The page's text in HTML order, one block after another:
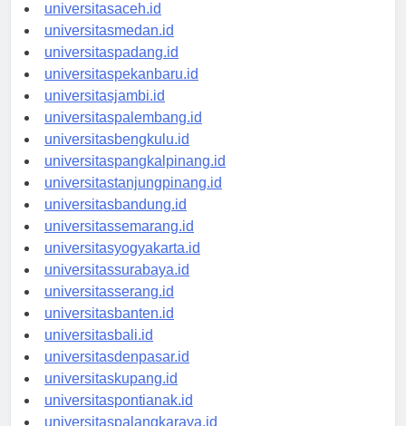
universitasaceh.id
universitasmedan.id
universitaspadang.id
universitaspekanbaru.id
universitasjambi.id
universitaspalembang.id
universitasbengkulu.id
universitaspangkalpinang.id
universitastanjungpinang.id
universitasbandung.id
universitassemarang.id
universitasyogyakarta.id
universitassurabaya.id
universitasserang.id
universitasbanten.id
universitasbali.id
universitasdenpasar.id
universitaskupang.id
universitaspontianak.id